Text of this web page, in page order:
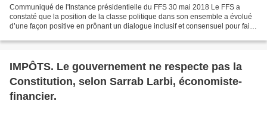
Communiqué de l'Instance présidentielle du FFS 30 mai 2018 Le FFS a
constaté que la position de la classe politique dans son ensemble a évolué
d’une façon positive en prônant un dialogue inclusif et consensuel pour faire
IMPÔTS. Le gouvernement ne respecte pas la
Constitution, selon Sarrab Larbi, économiste-
financier.